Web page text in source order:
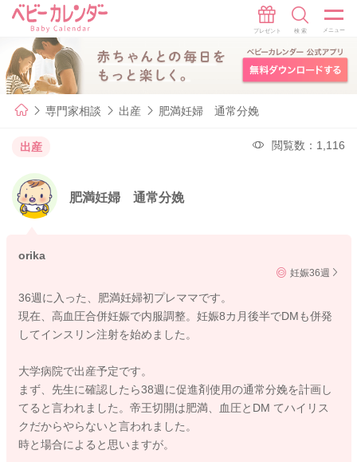
専門家相談 出産 肥満妊婦 通常分娩
出産 閲覧数：1,116
肥満妊婦 通常分娩
orika
妊娠36週
36週に入った、肥満妊婦初プレママです。
現在、高血圧合併妊娠で内服調整。妊娠8カ月後半でDMも併発
してインスリン注射を始めました。
大学病院で出産予定です。
まず、先生に確認したら38週に促進剤使用の通常分娩を計画し
てると言われました。帝王切開は肥満、血圧とDM てハイリス
クだからやらないと言われました。
時と場合によると思いますが。